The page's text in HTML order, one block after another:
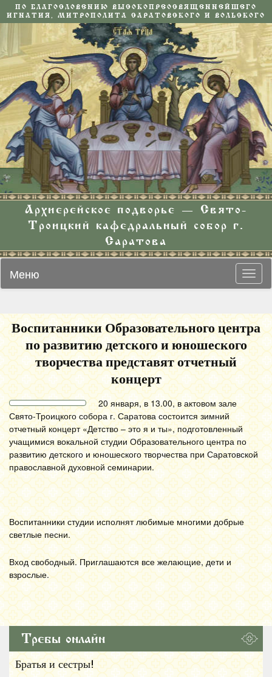
ПО БЛАГОСЛОВЕНИЮ ВЫСОКОПРЕОСВЯЩЕННЕЙШЕГО
ИГНАТИЯ, МИТРОПОЛИТА САРАТОВСКОГО И ВОЛЬСКОГО
Архиерейское подворье — Свято-
Троицкий кафедральный собор г.
Саратова
Меню
Воспитанники Образовательного центра
по развитию детского и юношеского
творчества представят отчетный
концерт
20 января, в 13.00, в актовом зале
Свято-Троицкого собора г. Саратова состоится зимний
отчетный концерт «Детство – это я и ты», подготовленный
учащимися вокальной студии Образовательного центра по
развитию детского и юношеского творчества при Саратовской
православной духовной семинарии.
Воспитанники студии исполнят любимые многими добрые
светлые песни.
Вход свободный. Приглашаются все желающие, дети и
взрослые.
Требы онлайн
Братья и сестры!